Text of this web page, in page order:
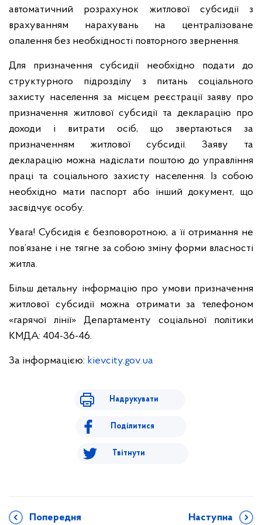
автоматичний розрахунок житлової субсидії з
врахуванням нарахувань на централізоване
опалення без необхідності повторного звернення.
Для призначення субсидії необхідно подати до
структурного підрозділу з питань соціального
захисту населення за місцем реєстрації заяву про
призначення житлової субсидії та декларацію про
доходи і витрати осіб, що звертаються за
призначенням житлової субсидії. Заяву та
декларацію можна надіслати поштою до управління
праці та соціального захисту населення. Із собою
необхідно мати паспорт або інший документ, що
засвідчує особу.
Увага! Субсидія є безповоротною, а її отримання не
пов’язане і не тягне за собою зміну форми власності
житла.
Більш детальну інформацію про умови призначення
житлової субсидії можна отримати за телефоном
«гарячої лінії» Департаменту соціальної політики
КМДА: 404-36-46.
За інформацією: kievcity.gov.ua
Надрукувати
Поділитися
Твітнути
Попередня Наступна